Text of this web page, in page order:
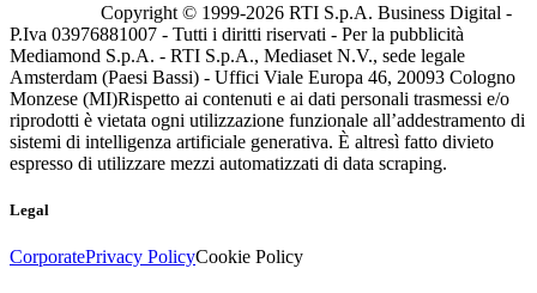
Copyright © 1999-2026 RTI S.p.A. Business Digital -
P.Iva 03976881007 - Tutti i diritti riservati - Per la pubblicità
Mediamond S.p.A. - RTI S.p.A., Mediaset N.V., sede legale
Amsterdam (Paesi Bassi) - Uffici Viale Europa 46, 20093 Cologno
Monzese (MI)Rispetto ai contenuti e ai dati personali trasmessi e/o
riprodotti è vietata ogni utilizzazione funzionale all’addestramento di
sistemi di intelligenza artificiale generativa. È altresì fatto divieto
espresso di utilizzare mezzi automatizzati di data scraping.
Legal
CorporatePrivacy PolicyCookie Policy